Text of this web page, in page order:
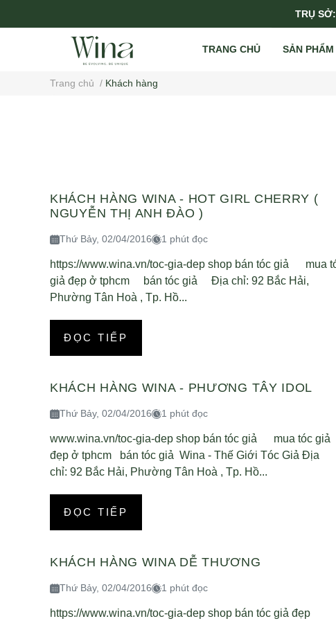
TRỤ
TRANG CHỦ SẢN PHẨM
Trang chủ / Khách hàng
KHÁCH HÀNG WINA - HOT GIRL CHERRY (
NGUYỄN THỊ ANH ĐÀO )
Thứ Bảy, 02/04/2016 1 phút đọc
https://www.wina.vn/toc-gia-dep shop bán tóc giả mua
giả đẹp ở tphcm bán tóc giả Địa chỉ: 92 Bắc Hải,
Phường Tân Hoà , Tp. Hồ...
ĐỌC TIẾP
KHÁCH HÀNG WINA - PHƯƠNG TÂY IDOL
Thứ Bảy, 02/04/2016 1 phút đọc
www.wina.vn/toc-gia-dep shop bán tóc giả mua tóc giả
đẹp ở tphcm bán tóc giả Wina - Thế Giới Tóc Giả Địa
chỉ: 92 Bắc Hải, Phường Tân Hoà , Tp. Hồ...
ĐỌC TIẾP
KHÁCH HÀNG WINA DỄ THƯƠNG
Thứ Bảy, 02/04/2016 1 phút đọc
https://www.wina.vn/toc-gia-dep shop bán tóc giả đẹp